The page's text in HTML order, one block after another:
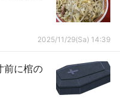
2025/11/29(Sa) 14:39
前に棺の